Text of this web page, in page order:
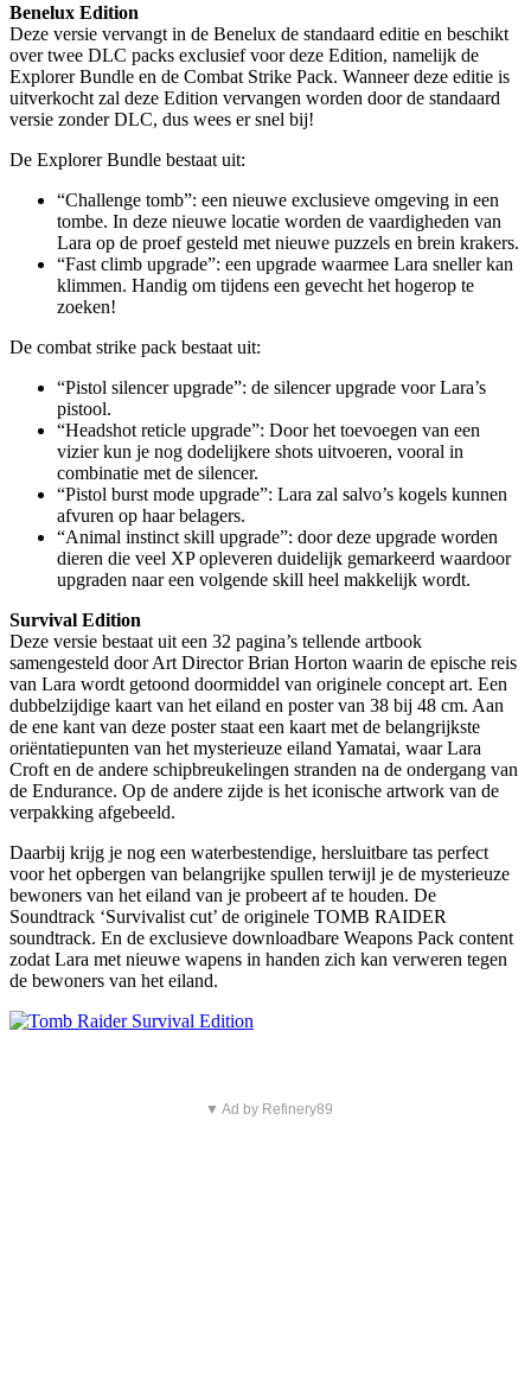
Benelux Edition
Deze versie vervangt in de Benelux de standaard editie en beschikt
over twee DLC packs exclusief voor deze Edition, namelijk de
Explorer Bundle en de Combat Strike Pack. Wanneer deze editie is
uitverkocht zal deze Edition vervangen worden door de standaard
versie zonder DLC, dus wees er snel bij!
De Explorer Bundle bestaat uit:
“Challenge tomb”: een nieuwe exclusieve omgeving in een
tombe. In deze nieuwe locatie worden de vaardigheden van
Lara op de proef gesteld met nieuwe puzzels en brein krakers.
“Fast climb upgrade”: een upgrade waarmee Lara sneller kan
klimmen. Handig om tijdens een gevecht het hogerop te
zoeken!
De combat strike pack bestaat uit:
“Pistol silencer upgrade”: de silencer upgrade voor Lara’s
pistool.
“Headshot reticle upgrade”: Door het toevoegen van een
vizier kun je nog dodelijkere shots uitvoeren, vooral in
combinatie met de silencer.
“Pistol burst mode upgrade”: Lara zal salvo’s kogels kunnen
afvuren op haar belagers.
“Animal instinct skill upgrade”: door deze upgrade worden
dieren die veel XP opleveren duidelijk gemarkeerd waardoor
upgraden naar een volgende skill heel makkelijk wordt.
Survival Edition
Deze versie bestaat uit een 32 pagina’s tellende artbook
samengesteld door Art Director Brian Horton waarin de epische reis
van Lara wordt getoond doormiddel van originele concept art. Een
dubbelzijdige kaart van het eiland en poster van 38 bij 48 cm. Aan
de ene kant van deze poster staat een kaart met de belangrijkste
oriëntatiepunten van het mysterieuze eiland Yamatai, waar Lara
Croft en de andere schipbreukelingen stranden na de ondergang van
de Endurance. Op de andere zijde is het iconische artwork van de
verpakking afgebeeld.
Daarbij krijg je nog een waterbestendige, hersluitbare tas perfect
voor het opbergen van belangrijke spullen terwijl je de mysterieuze
bewoners van het eiland van je probeert af te houden. De
Soundtrack ‘Survivalist cut’ de originele TOMB RAIDER
soundtrack. En de exclusieve downloadbare Weapons Pack content
zodat Lara met nieuwe wapens in handen zich kan verweren tegen
de bewoners van het eiland.
▼ Ad by Refinery89